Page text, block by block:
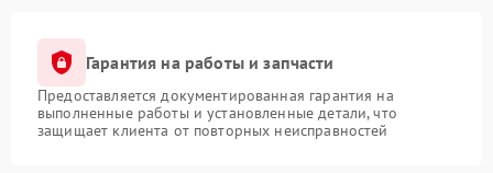
Гарантия на работы и запчасти
Предоставляется документированная гарантия на
выполненные работы и установленные детали, что
защищает клиента от повторных неисправностей